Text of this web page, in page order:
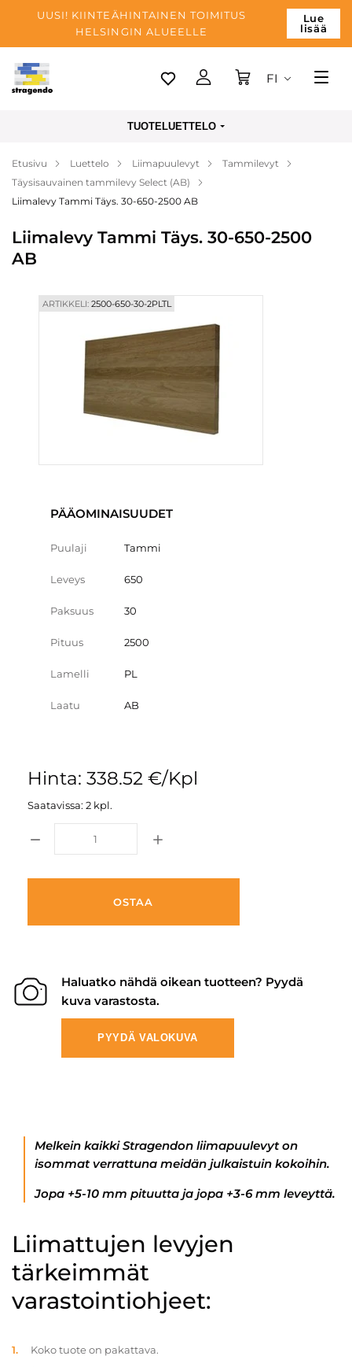
UUSI! KIINTEÄHINTAINEN TOIMITUS
HELSINGIN ALUEELLE
Lue
lisää
Tallinn
Maksu
Yrityksen
Blogi
Yhteystiedot
FI
TUOTELUETTELO
Etusivu Luettelo Liimapuulevyt
Tammilevyt
Täysisauvainen tammilevy Select (AB)
Liimalevy Tammi Täys. 30-650-2500 AB
Liimalevy Tammi Täys. 30-650-2500
AB
ARTIKKELI:2500-650-30-2PLTL
PÄÄOMINAISUUDET
Puulaji Tammi
Leveys 650
Paksuus 30
Pituus 2500
Lamelli PL
Laatu AB
Hinta: 338.52 €/Kpl
Saatavissa: 2 kpl.
OSTAA
Haluatko nähdä oikean tuotteen? Pyydä
kuva varastosta.
PYYDÄ VALOKUVA
Melkein kaikki Stragendon liimapuulevyt on
isommat verrattuna meidän julkaistuin kokoihin.
Jopa +5-10 mm pituutta ja jopa +3-6 mm leveyttä.
Liimattujen levyjen
tärkeimmät
varastointiohjeet:
Koko tuote on pakattava.